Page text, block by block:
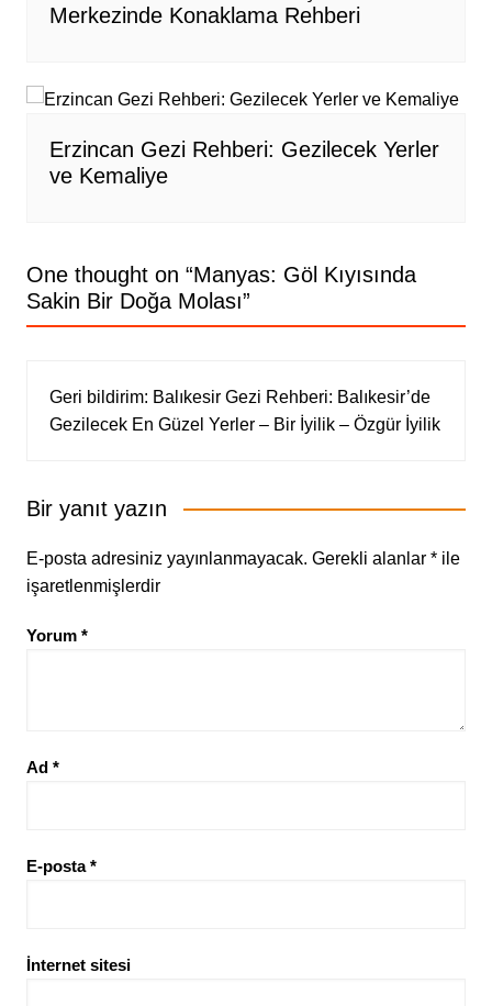
Merkezinde Konaklama Rehberi
Erzincan Gezi Rehberi: Gezilecek Yerler
ve Kemaliye
One thought on “Manyas: Göl Kıyısında
Sakin Bir Doğa Molası”
Geri bildirim: Balıkesir Gezi Rehberi: Balıkesir’de
Gezilecek En Güzel Yerler – Bir İyilik – Özgür İyilik
Bir yanıt yazın
E-posta adresiniz yayınlanmayacak. Gerekli alanlar *ile
işaretlenmişlerdir
Yorum *
Ad *
E-posta*
İnternet sitesi